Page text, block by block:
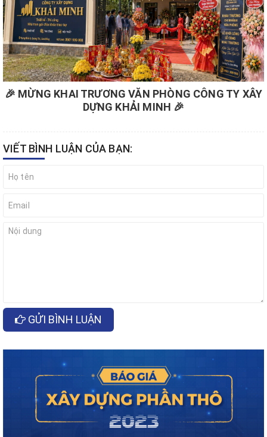
🎉 MỪNG KHAI TRƯƠNG VĂN PHÒNG CÔNG TY XÂY
DỰNG KHẢI MINH 🎉
VIẾT BÌNH LUẬN CỦA BẠN:
GỬI BÌNH LUẬN